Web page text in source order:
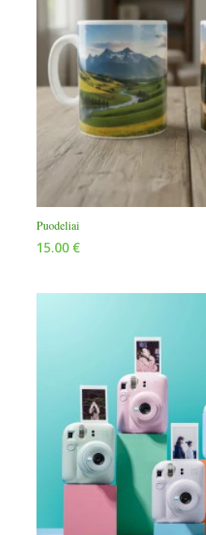
Puodeliai
15.00 €